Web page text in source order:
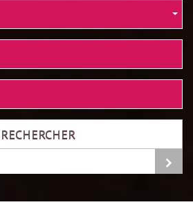
RECHERCHER